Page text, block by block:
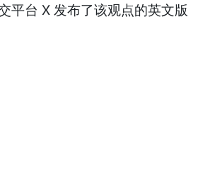
平台 X 发布了该观点的英文版